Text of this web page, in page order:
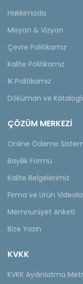
Hakkımızda
Misyon & Vizyon
Çevre Politikamız
Kalite Politikamız
İK Politikamız
Döküman ve
ÇÖZÜM MERKEZİ
Online Ödeme
Bayilik Formu
Kalite Belgelerimiz
Firma ve Ürün
Memnuniyet Anketi
Bize Yazın
KVKK
KVKK Aydınlatma